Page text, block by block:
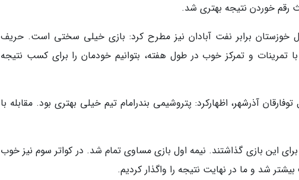
رقم خوردن نتیجه بهتری شد.
خوزستان برابر نفت آبادان نیز مطرح کرد: بازی خیلی سختی است. حریف
تمرینات و تمرکز خوب در طول هفته، بتوانیم خودمان را برای کسب نتیجه
آذرشهر، اظهارکرد: پتروشیمی بندرامام تیم خیلی بهتری بود. مقابله با
این بازی گذاشتند. نیمه اول بازی مساوی تمام شد. در کواتر سوم نیز خوب
شد و ما در نهایت نتیجه را واگذار کردیم.